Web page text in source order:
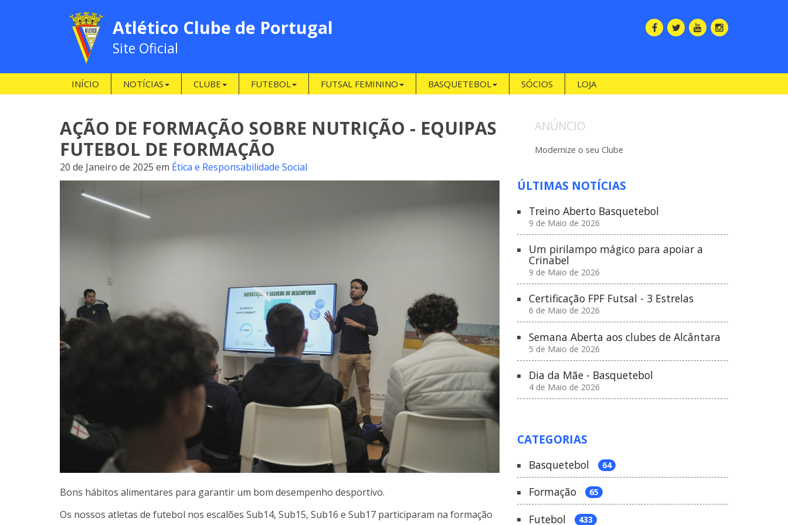
Atlético Clube de Portugal
Site Oficial
INÍCIO NOTÍCIAS CLUBE FUTEBOL FUTSAL FEMININO BASQUETEBOL SÓCIOS LOJA
AÇÃO DE FORMAÇÃO SOBRE NUTRIÇÃO - EQUIPAS
FUTEBOL DE FORMAÇÃO
20 de Janeiro de 2025 em Ética e Responsabilidade Social
Bons hábitos alimentares para garantir um bom desempenho desportivo.
Os nossos atletas de futebol nos escalões Sub14, Sub15, Sub16 e Sub17 participaram na formação
ANÚNCIO
Modernize o seu Clube
ÚLTIMAS NOTÍCIAS
Treino Aberto Basquetebol
9 de Maio de 2026
Um pirilampo mágico para apoiar a
Crinabel
9 de Maio de 2026
Certificação FPF Futsal - 3 Estrelas
6 de Maio de 2026
Semana Aberta aos clubes de Alcântara
5 de Maio de 2026
Dia da Mãe - Basquetebol
4 de Maio de 2026
CATEGORIAS
Basquetebol 64
Formação 65
Futebol 433